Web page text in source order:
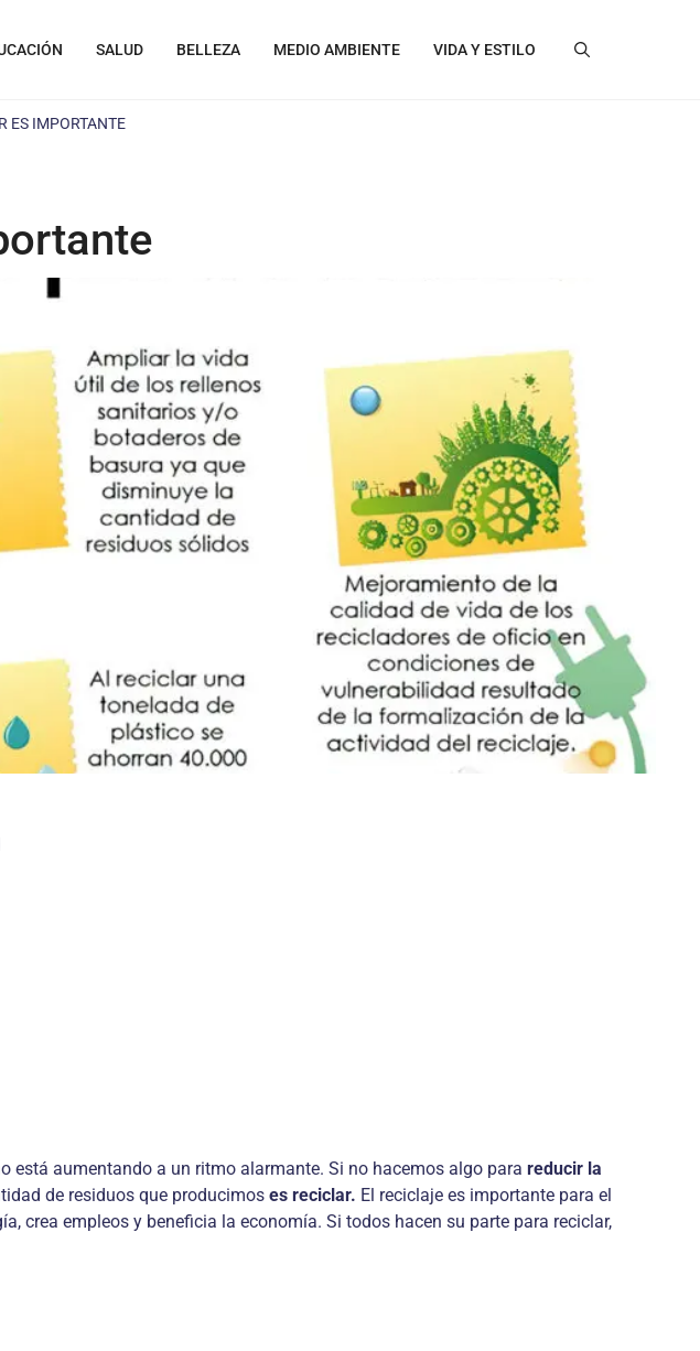
SALUD BELLEZA MEDIO AMBIENTE VIDA Y ESTILO
ES IMPORTANTE
está aumentando a un ritmo alarmante. Si no hacemos algo para reducir la
de residuos que producimos es reciclar. El reciclaje es importante para el
crea empleos y beneficia la economía. Si todos hacen su parte para reciclar,